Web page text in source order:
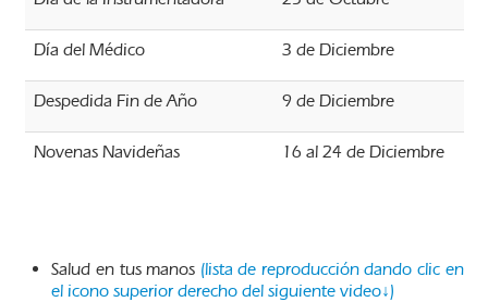
Día del Médico 3 de Diciembre
Despedida Fin de Año 9 de Diciembre
Novenas Navideñas 16 al 24 de Diciembre
Salud en tus manos (lista de reproducción dando clic en
el icono superior derecho del siguiente video↓)